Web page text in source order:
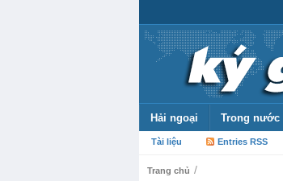
Hải ngoại Trong nước
Tài liệu Entries RSS
Trang chủ /